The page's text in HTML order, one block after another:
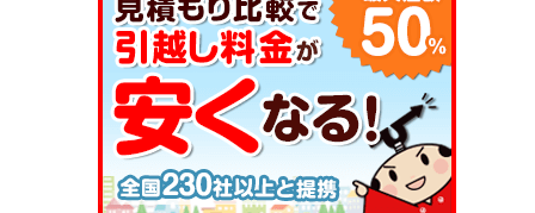
つの方法
引越し後の荷解きは順序良くスムーズ
に、そして早めに
引っ越しするときのインターネット回線
の解約・移転手続きの方法
越しするときの5つの注意点
引越しのダンボールは事前に準備がおす
すめ！無料で入手する方法